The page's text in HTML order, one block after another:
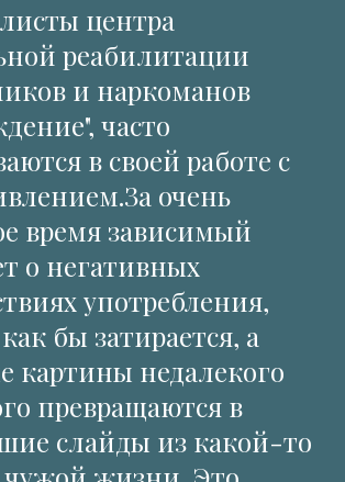
центра
реабилитации
и наркоманов
часто
в своей работе с
очень
время зависимый
о негативных
употребления,
бы затирается, а
картины недалекого
превращаются в
слайды из какой-то